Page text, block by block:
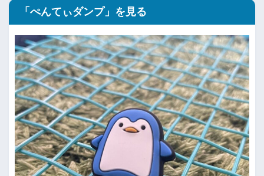
「ぺんてぃダンプ」を見る